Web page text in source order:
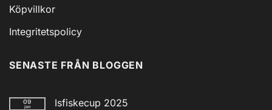
Köpvillkor
Integritetspolicy
SENASTE FRÅN BLOGGEN
09
jan Isfiskecup 2025